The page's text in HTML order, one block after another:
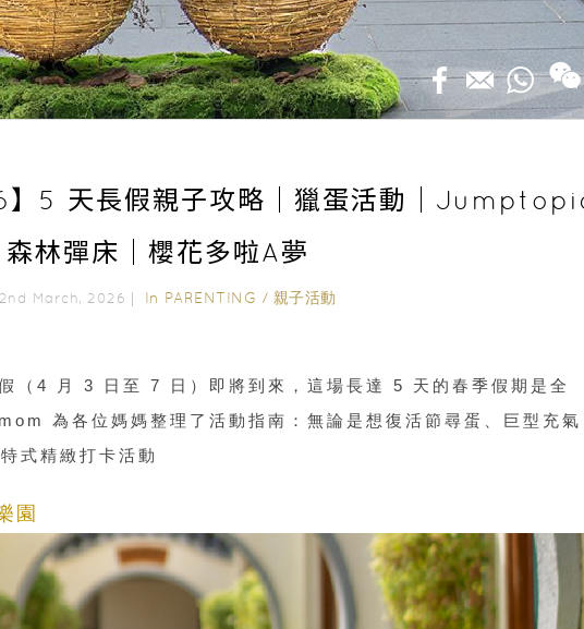
】5 天長假親子攻略｜獵蛋活動｜
森林彈床｜櫻花多啦A夢
March, 2026｜ In PARENTING / 親子活動
（4 月 3 日至 7 日）即將到來，這場長達 5 天的春季假期是全
為各位媽媽整理了活動指南：無論是想復活節尋蛋、巨型充氣
式精緻打卡活動
園